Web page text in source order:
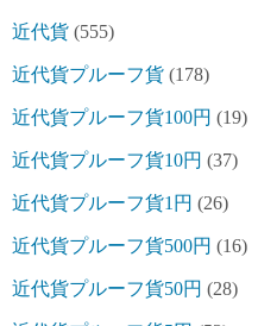
近代貨 (555)
近代貨プルーフ貨 (178)
近代貨プルーフ貨100円 (19)
近代貨プルーフ貨10円 (37)
近代貨プルーフ貨1円 (26)
近代貨プルーフ貨500円 (16)
近代貨プルーフ貨50円 (28)